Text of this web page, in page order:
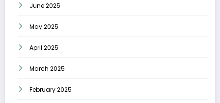
June 2025
May 2025
April 2025
March 2025
February 2025